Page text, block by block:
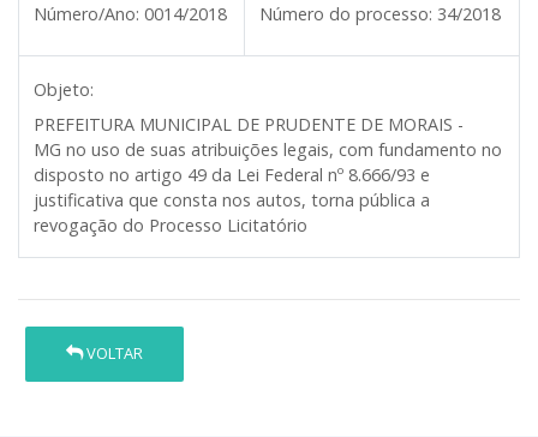
Número/Ano: 0014/2018 Número do processo: 34/2018
Objeto:
PREFEITURA MUNICIPAL DE PRUDENTE DE MORAIS -
MG no uso de suas atribuições legais, com fundamento no
disposto no artigo 49 da Lei Federal nº 8.666/93 e
justificativa que consta nos autos, torna pública a
revogação do Processo Licitatório
VOLTAR